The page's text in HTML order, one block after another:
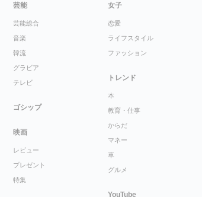
芸能
芸能総合
音楽
韓流
グラビア
テレビ
ゴシップ
映画
レビュー
プレゼント
特集
女子
恋愛
ライフスタイル
ファッション
トレンド
本
教育・仕事
からだ
マネー
車
グルメ
YouTube